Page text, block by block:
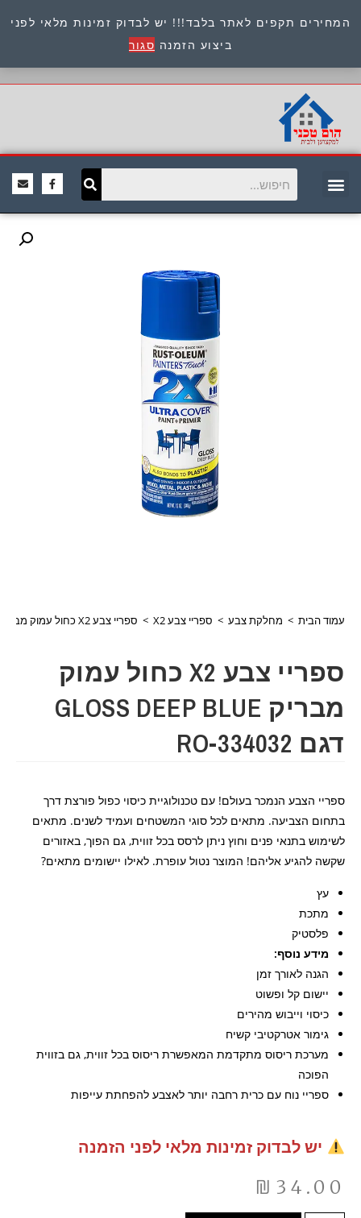
המחירים תקפים לאתר בלבד!!! יש לבדוק זמינות מלאי לפני
ביצוע הזמנה סגור
כתובת : היוזמים 9 אור יהודה שירות לקוחות 054-
8945722
עמוד הבית > מחלקת צבע > ספריי צבע X2 > ספריי צבע X2 כחול עמוק מבריק GLOSS DEEP BLUE דגם RO-334032
ספריי צבע X2 כחול עמוק
מבריק GLOSS DEEP BLUE
דגם RO-334032
ספריי הצבע הנמכר בעולם! עם טכנולוגיית כיסוי כפול פורצת דרך
בתחום הצביעה. מתאים לכל סוגי המשטחים ועמיד לשנים. מתאים
לשימוש בתנאי פנים וחוץ ניתן לרסס בכל זווית, גם הפוך, באזורים
שקשה להגיע אליהם! המוצר נטול עופרת. לאילו יישומים מתאים?
עץ
מתכת
פלסטיק
מידע נוסף:
הגנה לאורך זמן
יישום קל ופשוט
כיסוי וייבוש מהירים
גימור אטרקטיבי קשיח
מערכת ריסוס מתקדמת המאפשרת ריסוס בכל זווית, גם בזווית
הפוכה
ספריי נוח עם כרית רחבה יותר לאצבע להפחתת עייפות
יש לבדוק זמינות מלאי לפני הזמנה
₪ 34.00